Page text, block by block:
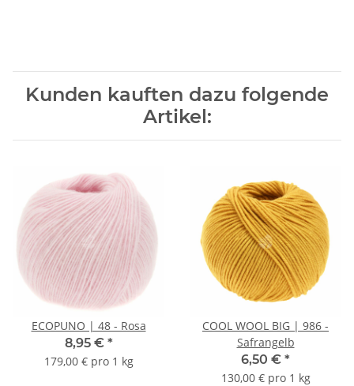
Kunden kauften dazu folgende
Artikel:
ECOPUNO | 48 - Rosa
8,95 € *
179,00 € pro 1 kg
COOL WOOL BIG | 986 -
Safrangelb
6,50 € *
130,00 € pro 1 kg